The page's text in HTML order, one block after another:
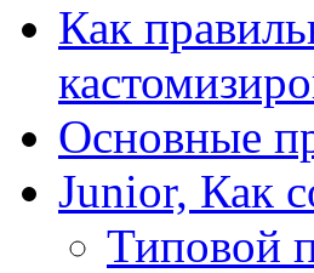
Как
Основные
Junior, Как
Типовой